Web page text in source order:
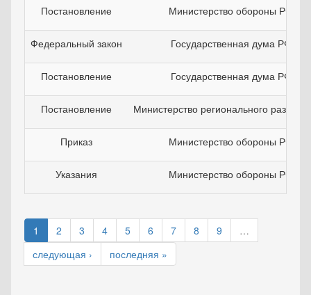
Постановление Министерство обороны РФ
Федеральный закон Государственная дума РФ
Постановление Государственная дума РФ
Постановление Министерство регионального
Приказ Министерство обороны РФ
Указания Министерство обороны РФ
1 2 3 4 5 6 7 8 9
…
следующая ›
последняя »